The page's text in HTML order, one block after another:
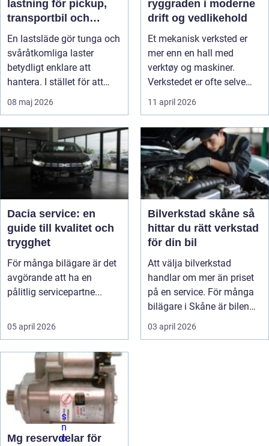
lastning för pickup,
transportbil och
personbil
En lastsläde gör tunga och
svåråtkomliga laster
betydligt enklare att
hantera. I stället för att
kry...
08 maj 2026
ryggraden i moderne
drift og vedlikehold
Et mekanisk verksted er
mer enn en hall med
verktøy og maskiner.
Verkstedet er ofte selve
ryggraden ...
11 april 2026
Dacia service: en
guide till kvalitet och
trygghet
För många bilägare är det
avgörande att ha en
pålitlig servicepartne...
05 april 2026
Bilverkstad skåne så
hittar du rätt verkstad
för din bil
Att välja bilverkstad
handlar om mer än priset
på en service. För många
bilägare i Skåne är bilen
av...
03 april 2026
Mg reservdelar för